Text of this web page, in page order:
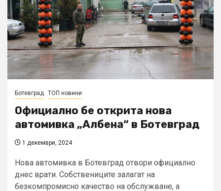
Ботевград ТОП новини
Официално бе открита нова
автомивка „Албена“ в Ботевград
1 декември, 2024
Нова автомивка в Ботевград отвори официално
днес врати. Собствениците залагат на
безкомпромисно качество на обслужване, а